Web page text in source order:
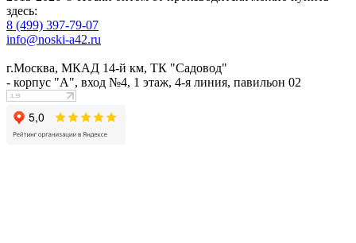
здесь:
8 (499) 397-79-07
info@noski-a42.ru
г.Москва, МКАД 14-й км, ТК "Садовод"
- корпус "А", вход №4, 1 этаж, 4-я линия, павильон 02